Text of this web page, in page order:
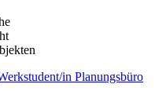
in Planungsbüro